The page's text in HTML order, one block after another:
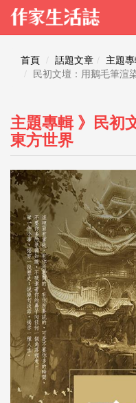
首頁 話題文章
主題
民初文壇：用鵝毛筆渲
主題專輯 》民初
東方世界